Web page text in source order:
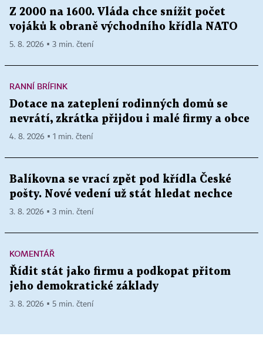
Z 2000 na 1600. Vláda chce snížit počet
vojáků k obraně východního křídla NATO
5. 8. 2026 ▪ 3 min. čtení
RANNÍ BRÍFINK
Dotace na zateplení rodinných domů se
nevrátí, zkrátka přijdou i malé firmy a obce
4. 8. 2026 ▪ 1 min. čtení
Balíkovna se vrací zpět pod křídla České
pošty. Nové vedení už stát hledat nechce
3. 8. 2026 ▪ 3 min. čtení
KOMENTÁŘ
Řídit stát jako firmu a podkopat přitom
jeho demokratické základy
3. 8. 2026 ▪ 5 min. čtení